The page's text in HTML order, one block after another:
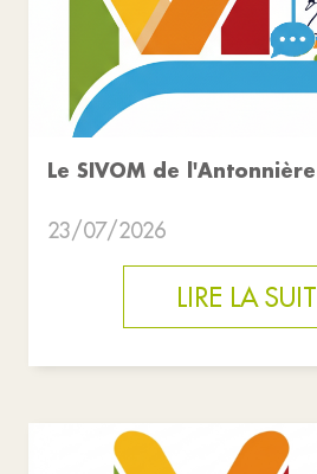
Le SIVOM de
23/07/2026
LIRE LA